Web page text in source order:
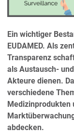
Ein wichtiger
EUDAMED. Als
Transparenz
als Austausch-
Akteure dienen.
verschiedene
Medizinprodukten
abdecken.